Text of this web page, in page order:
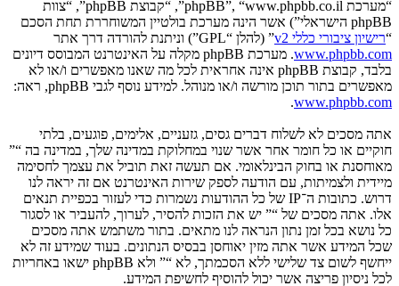
“מערכת phpBB”, “www.phpbb.co.il”, “קבוצת phpBB”, “צוות
phpBB הישראלי”) אשר הינה מערכת בולטיין המשוחררת תחת הסכם
“רישיון ציבורי כללי v2
” (להלן “GPL”) וניתנת להורדה דרך אתר
www.phpbb.com
. מערכת phpBB מקלה על האינטרנט המבוסס דיונים
בלבד, קבוצת phpBB אינה אחראית לכל מה שאנו מאפשרים ו/או לא
מאפשרים בתור תוכן מורשה ו/או מנוהל. למידע נוסף לגבי phpBB, ראה:
www.phpbb.com
.
אתה מסכים לא לשלוח דברים גסים, גזעניים, אלימים, פוגעים, בלתי
חוקיים או כל חומר אחר אשר שנוי במחלוקת במדינה שלך, במדינה בה “”
מאוחסנת או בחוק הבינלאומי. אם תעשה זאת תוביל את עצמך לחסימה
מיידית ולצמיתות, עם הודעה לספק שירות האינטרנט אם זה יראה לנו
דרוש. כתובות ה־IP של כל ההודעות נשמרות כדי לעזור בכפיית תנאים
אלו. אתה מסכים של “” יש את הזכות להסיר, לערוך, להעביר או לסגור
כל נושא בכל זמן נתון הנראה לנו מתאים. בתור משתמש אתה מסכים
שכל המידע אשר אתה מזין יאוחסן בבסיס הנתונים. בעוד שמידע זה לא
ייחשף לשום צד שלישי ללא הסכמתך, לא “” ולא phpBB ישאו באחריות
לכל ניסיון פריצה אשר יכול להוסיף לחשיפת המידע.